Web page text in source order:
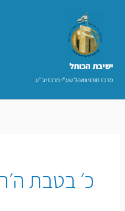
ישיבת הכותל​
מרכז תורני וואהל שע"י מרכז יב"ע